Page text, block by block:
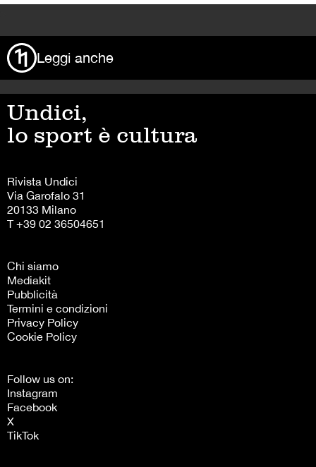
Leggi anche
Undici,
lo sport è cultura
Rivista Undici
Via Garofalo 31
20133 Milano
T +39 02 36504651
Chi siamo
Mediakit
Pubblicità
Termini e condizioni
Privacy Policy
Cookie Policy
Follow us on:
Instagram
Facebook
X
TikTok